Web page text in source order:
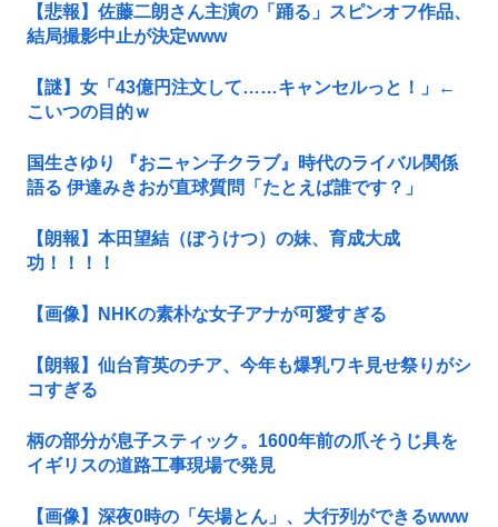
【悲報】佐藤二朗さん主演の「踊る」スピンオフ作品、
結局撮影中止が決定www
【謎】女「43億円注文して……キャンセルっと！」←
こいつの目的ｗ
国生さゆり 『おニャン子クラブ』時代のライバル関係
語る 伊達みきおが直球質問「たとえば誰です？」
【朗報】本田望結（ぼうけつ）の妹、育成大成
功！！！！
【画像】NHKの素朴な女子アナが可愛すぎる
【朗報】仙台育英のチア、今年も爆乳ワキ見せ祭りがシ
コすぎる
柄の部分が息子スティック。1600年前の爪そうじ具を
イギリスの道路工事現場で発見
【画像】深夜0時の「矢場とん」、大行列ができるwww